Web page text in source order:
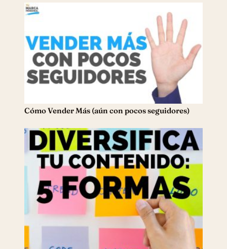
Cómo Vender Más (aún con pocos seguidores)